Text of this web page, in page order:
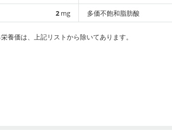
2 mg
多価不飽和脂肪酸
養価は、上記リストから除いてあります。